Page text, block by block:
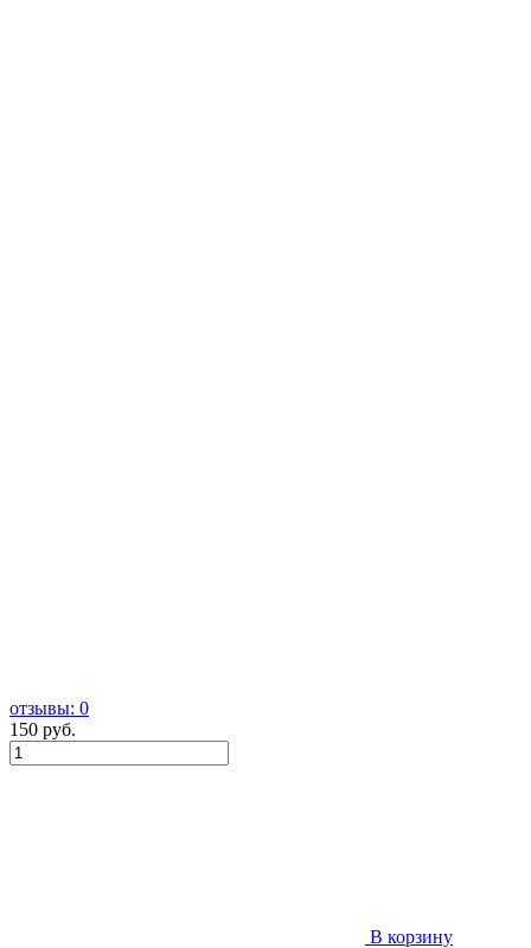
отзывы: 0
150 руб.
В корзину